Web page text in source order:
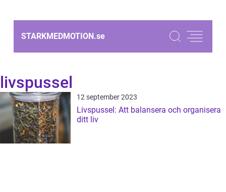
STARKMEDMOTION.se
livspussel
12 september 2023
Livspussel: Att balansera och organisera
ditt liv